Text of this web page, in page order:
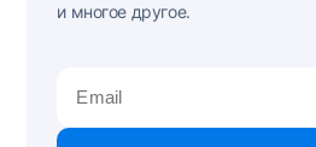
и многое другое.